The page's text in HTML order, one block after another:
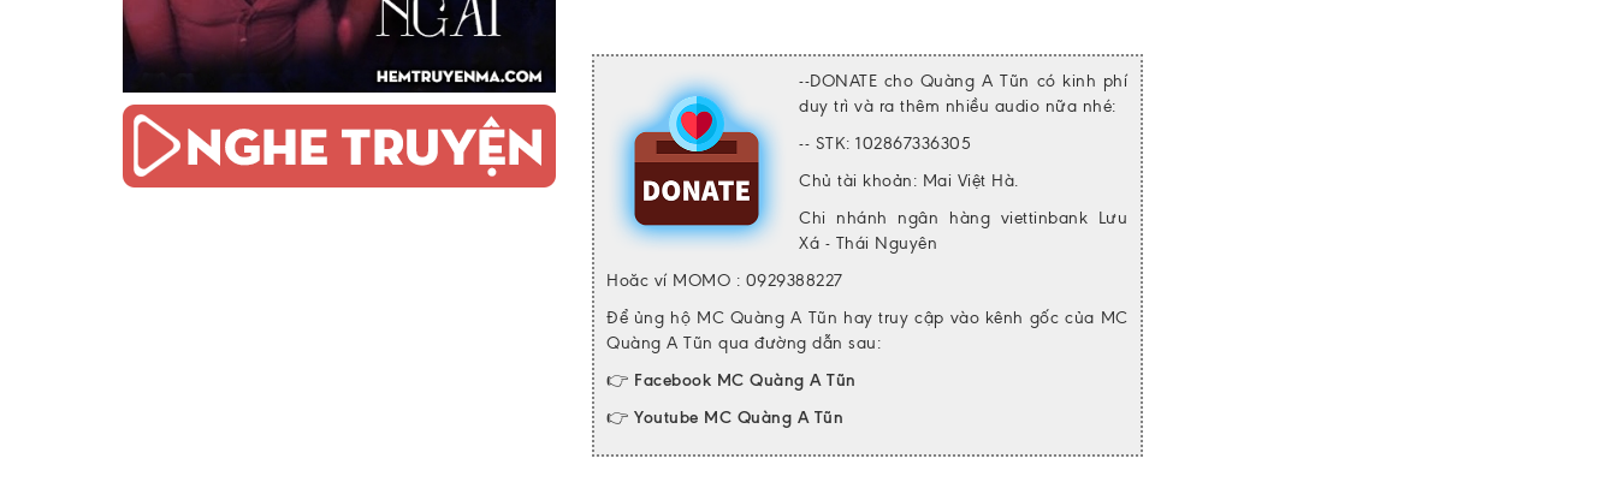
--DONATE cho Quàng A Tũn có kinh phí
duy trì và ra thêm nhiều audio nữa nhé:
-- STK: 102867336305
Chủ tài khoản: Mai Việt Hà.
Chi nhánh ngân hàng viettinbank Lưu
Xá - Thái Nguyên
Hoăc ví MOMO : 0929388227
Để ủng hộ MC Quàng A Tũn hay truy cập vào kênh gốc của MC
Quàng A Tũn qua đường dẫn sau:
👉 Facebook MC Quàng A Tũn
👉 Youtube MC Quàng A Tũn